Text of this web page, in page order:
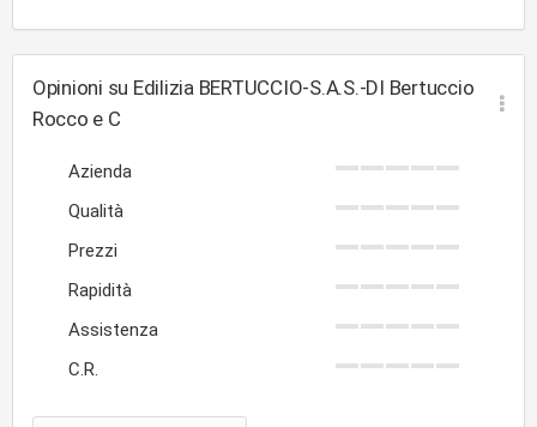
Opinioni su Edilizia BERTUCCIO-S.A.S.-DI Bertuccio
Rocco e C
Azienda
Qualità
Prezzi
Rapidità
Assistenza
C.R.